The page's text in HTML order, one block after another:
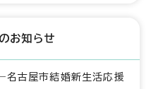
お知らせ
名古屋市結婚新生活応援